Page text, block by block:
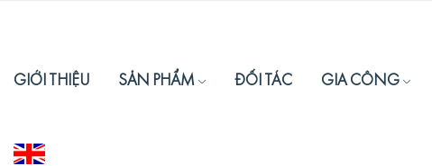
GIỚI THIỆU SẢN PHẨM ĐỐI TÁC GIA CÔNG